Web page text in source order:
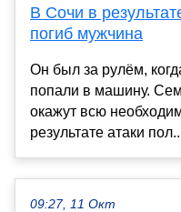
В Сочи в
погиб мужчина
Он был за рулём,
попали в машину.
окажут всю
результате атаки
09:27, 11 Окт